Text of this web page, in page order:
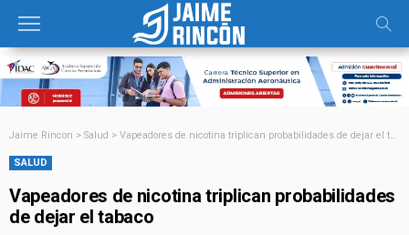
Jaime Rincon > Salud > Vapeadores de nicotina triplican probabilidades de dejar el tabaco
SALUD
Vapeadores de nicotina triplican probabilidades
de dejar el tabaco